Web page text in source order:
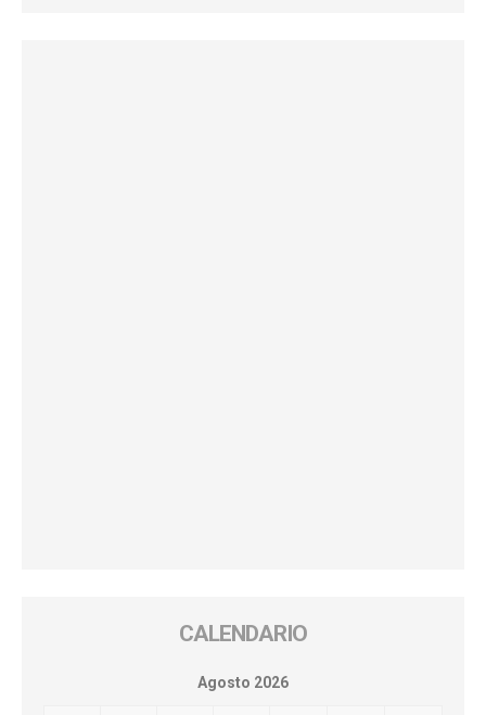
CALENDARIO
Agosto 2026